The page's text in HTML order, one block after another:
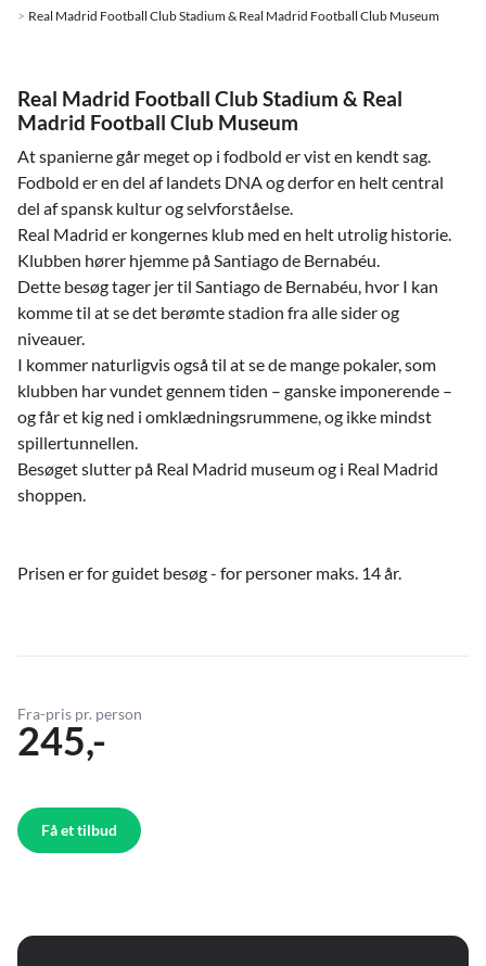
Real Madrid Football Club Stadium & Real Madrid Football Club Museum
Real Madrid Football Club Stadium & Real
Madrid Football Club Museum
At spanierne går meget op i fodbold er vist en kendt sag.
Fodbold er en del af landets DNA og derfor en helt central
del af spansk kultur og selvforståelse.
Real Madrid er kongernes klub med en helt utrolig historie.
Klubben hører hjemme på Santiago de Bernabéu.
Dette besøg tager jer til Santiago de Bernabéu, hvor I kan
komme til at se det berømte stadion fra alle sider og
niveauer.
I kommer naturligvis også til at se de mange pokaler, som
klubben har vundet gennem tiden – ganske imponerende –
og får et kig ned i omklædningsrummene, og ikke mindst
spillertunnellen.
Besøget slutter på Real Madrid museum og i Real Madrid
shoppen.
Prisen er for guidet besøg - for personer maks. 14 år.
Fra-pris pr. person
245,-
Få et tilbud